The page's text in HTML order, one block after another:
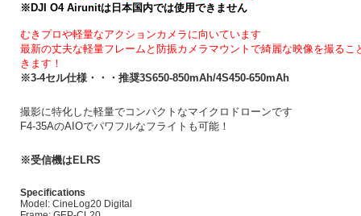
※DJI O4 Airunitは日本国内では使用できません
むきプロや軽量なアクションカメラに向いています
最新の丈夫な軽量フレームと防振カメラマウントで綺麗な映像を撮るこ
きます！
※3-4セル仕様・・・推奨3S650-850mAh/4S450-650mAh
撮影に特化した軽量でコンパクトなマイクロドローンです
F4-35AのAIOでパワフルなフライトも可能！
※受信機はELRS
Specifications
Model: CineLog20 Digital